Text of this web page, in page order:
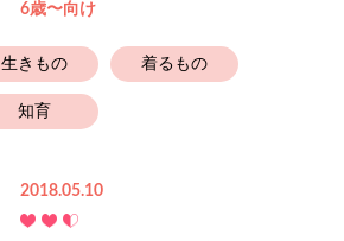
6歳〜向け
生きもの 着るもの
知育
2018.05.10